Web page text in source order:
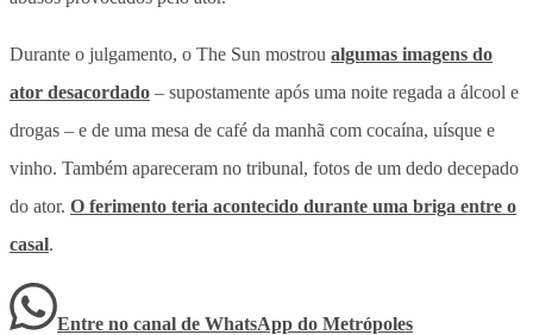
Durante o julgamento, o The Sun mostrou algumas imagens do
ator desacordado – supostamente após uma noite regada a álcool e
drogas – e de uma mesa de café da manhã com cocaína, uísque e
vinho. Também apareceram no tribunal, fotos de um dedo decepado
do ator. O ferimento teria acontecido durante uma briga entre o
casal.
Entre no canal de WhatsApp do Metrópoles